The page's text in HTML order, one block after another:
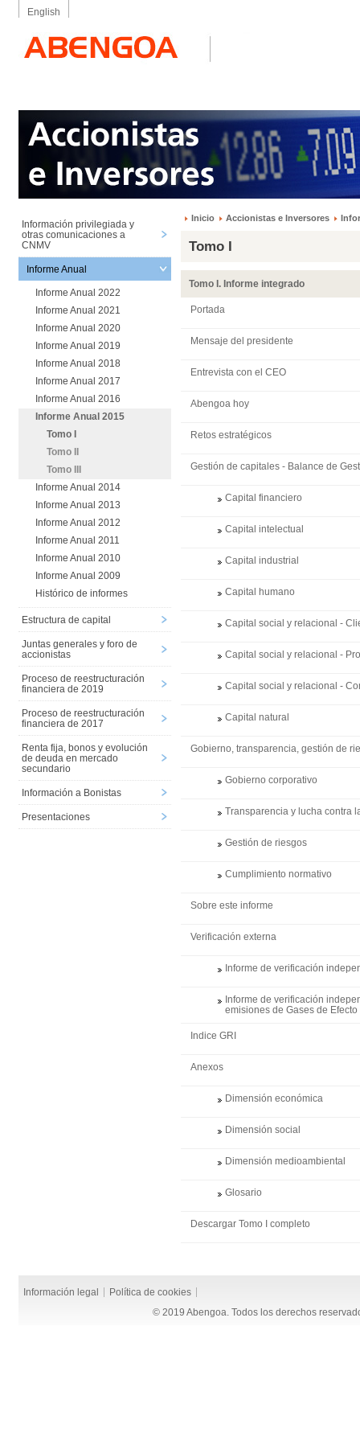
English
Información privilegiada y
otras comunicaciones a
CNMV
Informe Anual
Informe Anual 2022
Informe Anual 2021
Informe Anual 2020
Informe Anual 2019
Informe Anual 2018
Informe Anual 2017
Informe Anual 2016
Informe Anual 2015
Tomo I
Tomo II
Tomo III
Informe Anual 2014
Informe Anual 2013
Informe Anual 2012
Informe Anual 2011
Informe Anual 2010
Informe Anual 2009
Histórico de informes
Estructura de capital
Juntas generales y foro de
accionistas
Proceso de reestructuración
financiera de 2019
Proceso de reestructuración
financiera de 2017
Renta fija, bonos y evolución
de deuda en mercado
secundario
Información a Bonistas
Presentaciones
Inicio Accionistas e Inversores
Tomo I
Tomo I. Informe integrado
Portada
Mensaje del presidente
Entrevista con el CEO
Abengoa hoy
Retos estratégicos
Gestión de capitales - Balance de
Capital financiero
Capital intelectual
Capital industrial
Capital humano
Capital social y relacional -
Capital social y relacional -
Capital social y relacional -
Capital natural
Gobierno, transparencia, gestión de
Gobierno corporativo
Transparencia y lucha contra
Gestión de riesgos
Cumplimiento normativo
Sobre este informe
Verificación externa
Informe de verificación
Informe de verificación
emisiones de Gases de
Índice GRI
Anexos
Dimensión económica
Dimensión social
Dimensión medioambiental
Glosario
Descargar Tomo I completo
Información legal Política de cookies
© 2019 Abengoa. Todos los derechos